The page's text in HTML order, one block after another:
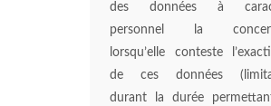
des données à
personnel la
lorsqu’elle conteste
de ces données
durant la durée